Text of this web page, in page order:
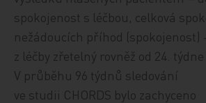
spokojenost s léčbou, celková
nežádoucích příhod (spokojenost)
z léčby zřetelný rovněž od 24.
V průběhu 96 týdnů sledování
ve studii CHORDS bylo zachyceno